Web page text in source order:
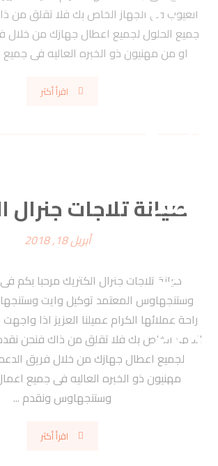
العيوب فى الجهاز الخاص بك فلا تقلق من
جميع الحلول لجميع اعطال جهازك من خلال
او من مهنيون ذو الخبره العاليه فى
اقرأ أكثر
صيانة تلاجات جنرال
أبريل 18, 2018
صيانة تلاجات جنرال الكتريك مرحبا بكم
وستنجهاوس المعتمد توكيل وايت
راحة عملائها الكرام عميلنا العزيز اذا
الجهاز الخاص بك فلا تقلق من ذاك فنحن
لجميع اعطال جهازك من خلال فريق
مهنيون ذو الخبره العاليه فى جميع
وستنجهاوس ونقدم ...
اقرأ أكثر